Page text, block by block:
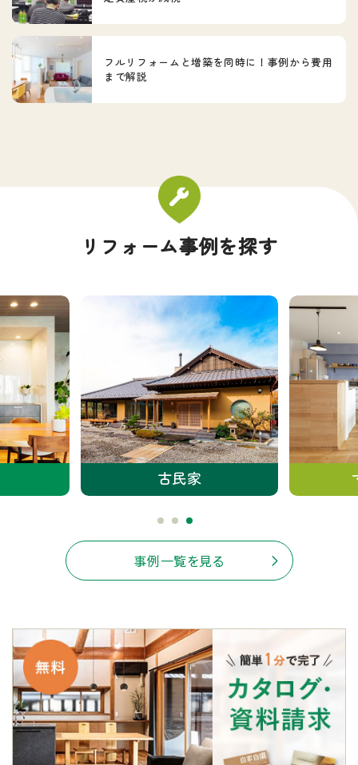
フルリフォームと増築を同時に！事例から費用
まで解説
リフォーム事例を探す
古民家
事例一覧を見る